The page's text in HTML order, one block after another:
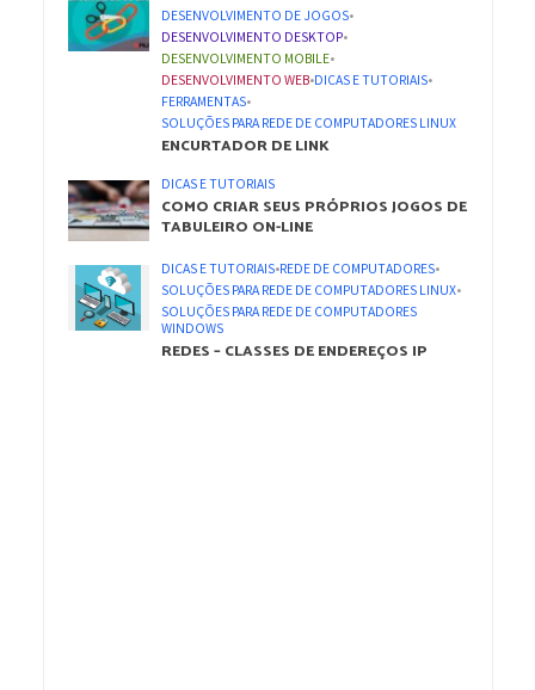
DESENVOLVIMENTO DE JOGOS•
DESENVOLVIMENTO DESKTOP•
DESENVOLVIMENTO MOBILE•
DESENVOLVIMENTO WEB•DICAS E TUTORIAIS•
FERRAMENTAS•
SOLUÇÕES PARA REDE DE COMPUTADORES LINUX
ENCURTADOR DE LINK
DICAS E TUTORIAIS
COMO CRIAR SEUS PRÓPRIOS JOGOS DE
TABULEIRO ON-LINE
DICAS E TUTORIAIS•REDE DE COMPUTADORES•
SOLUÇÕES PARA REDE DE COMPUTADORES LINUX•
SOLUÇÕES PARA REDE DE COMPUTADORES
WINDOWS
REDES – CLASSES DE ENDEREÇOS IP